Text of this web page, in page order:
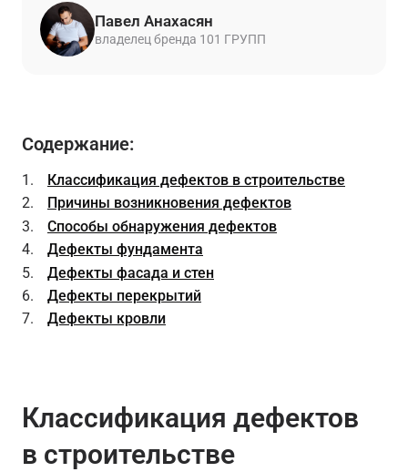
Павел Анахасян
владелец бренда 101 ГРУПП
Содержание:
Классификация дефектов в строительстве
Причины возникновения дефектов
Способы обнаружения дефектов
Дефекты фундамента
Дефекты фасада и стен
Дефекты перекрытий
Дефекты кровли
Классификация дефектов
в строительстве